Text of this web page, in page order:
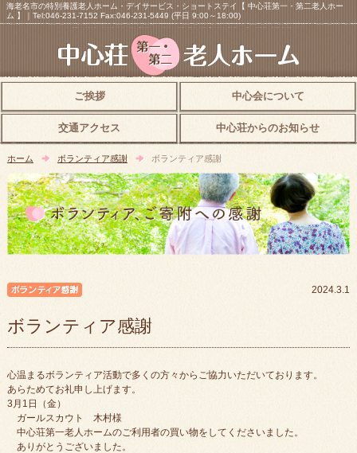
海老名市の特別養護老人ホーム・デイサービス・ショートステイ【 中心荘第一・第二老人ホー
ム 】｜Tel:046-231-7152 Fax:046-231-5449 (平日 9:00～18:00)
ご挨拶 中心会について
交通アクセス 中心荘からのお知らせ
ホーム ボランティア感謝 ボランティア感謝
2024.3.1
ボランティア感謝
心温まるボランティア活動で多くの方々からご協力いただいております。
あらためてお礼申し上げます。
3月1日（金）
ガールスカウト 木村様
中心荘第一老人ホームのご利用者の買い物をしてくださいました。
ありがとうございました。